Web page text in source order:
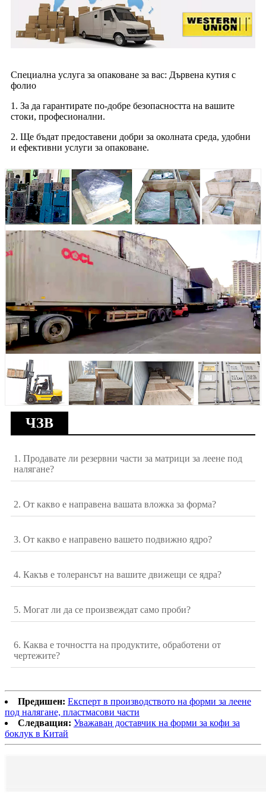
Специална услуга за опаковане за вас: Дървена кутия с
фолио
1. За да гарантирате по-добре безопасността на вашите
стоки, професионални.
2. Ще бъдат предоставени добри за околната среда, удобни
и ефективни услуги за опаковане.
ЧЗВ
1. Продавате ли резервни части за матрици за леене под
налягане?
2. От какво е направена вашата вложка за форма?
3. От какво е направено вашето подвижно ядро?
4. Какъв е толерансът на вашите движещи се ядра?
5. Могат ли да се произвеждат само проби?
6. Каква е точността на продуктите, обработени от
чертежите?
Предишен: Експерт в производството на форми за леене
под налягане, пластмасови части
Следващия: Уважаван доставчик на форми за кофи за
боклук в Китай